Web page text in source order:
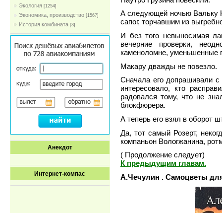
Экология [1254]
Экономика, производство [1567]
История комбината [3]
Анекдот
Интернет-компас
А следующей ночью Вальку
сапог, торчавшим из
И без того невыносимая
вечерние проверки,
каменоломне, уменьшенные
Макару дважды не повезло.
Сначала его допрашивали с
интересовало, кто
радовался тому, что не
блокфюрера.
А теперь его взял в оборот
Да, тот самый Розерт,
компаньон Вологжанина,
( Продолжение следует)
К предыдущим главам.
А.Чечулин . Самоцветы